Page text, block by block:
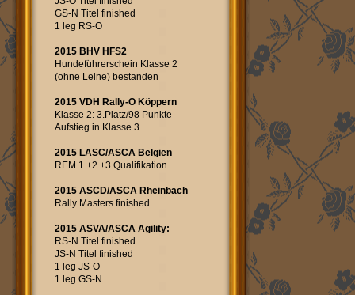
GS-N Titel finished
1 leg RS-O
2015 BHV HFS2
Hundeführerschein Klasse 2
(ohne Leine) bestanden
2015 VDH Rally-O Köppern
Klasse 2: 3.Platz/98 Punkte
Aufstieg in Klasse 3
2015 LASC/ASCA Belgien
REM 1.+2.+3.Qualifikation
2015 ASCD/ASCA Rheinbach
Rally Masters finished
2015 ASVA/ASCA Agility:
RS-N Titel finished
JS-N Titel finished
1 leg JS-O
1 leg GS-N